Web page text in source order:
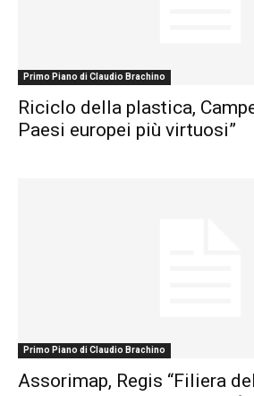
Primo Piano di Claudio Brachino
Riciclo della plastica,
Paesi europei più virtuosi”
Primo Piano di Claudio Brachino
Assorimap, Regis “Filiera